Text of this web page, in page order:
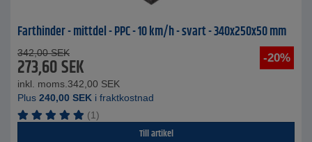
Farthinder - mittdel - PPC - 10 km/h - svart - 340x250x50 mm
-20%
342,00 SEK
273,60SEK
inkl. moms. 342,00 SEK
Plus 240,00 SEK i fraktkostnad
(1)
Till artikel